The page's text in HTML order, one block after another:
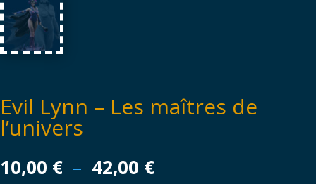
Evil Lynn – Les maîtres de
l’univers
10,00 € – 42,00 €Plage